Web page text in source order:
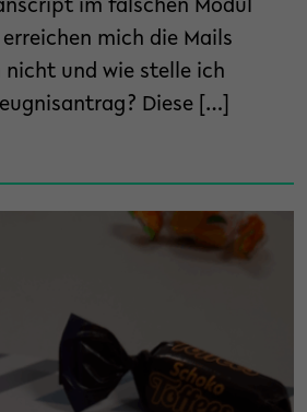
im falschen Modul
mich die Mails
nicht und wie stelle ich
Diese […]